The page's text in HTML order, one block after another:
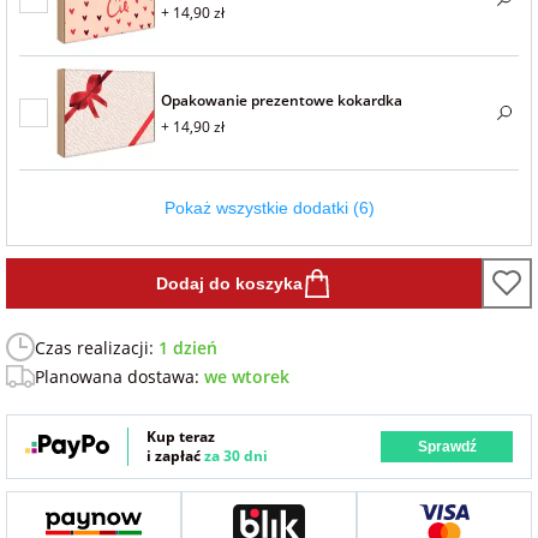
Fotoksiążki
Dodatki i
opakowania
na Dzień
Chłopaka
na Dzień Kobiet
na mikołajki
na prezent
na Dzień Babci i
dla przyjaciółki
dla przyjaciela
+ 14,90 zł
Opakowanie prezentowe kokardka
+ 14,90 zł
Pokaż wszystkie dodatki (6)
Dodaj do koszyka
Czas realizacji: 1 dzień
Planowana dostawa: we wtorek
Kup teraz
i zapłaćza 30 dni Sprawdź